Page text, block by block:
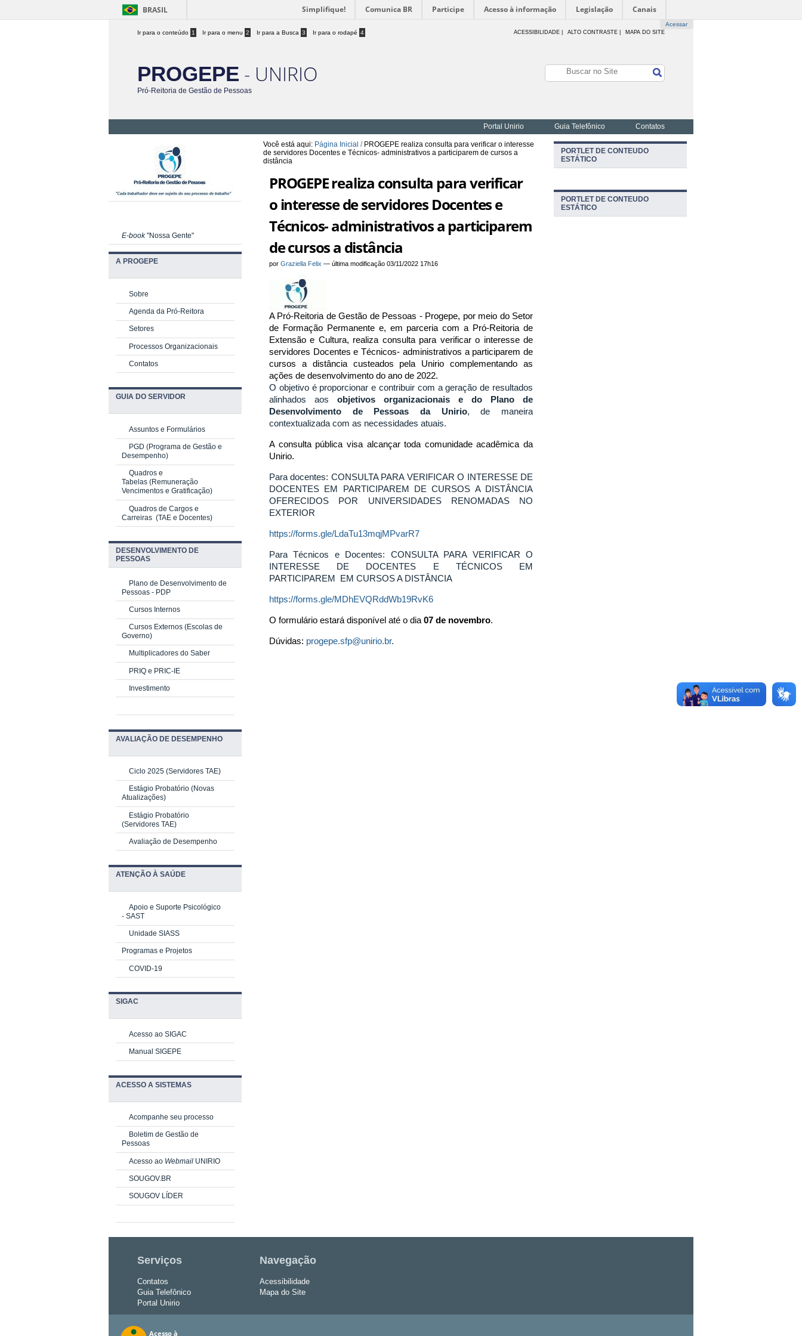
BRASIL Simplifique! Comunica BR Participe Acesso à informação Legislação Canais
Acessar
Ir para o conteúdo 1 Ir para o menu 2 Ir para a Busca 3 Ir para o rodapé 4 ACESSIBILIDADE ALTO CONTRASTE | MAPA DO SITE
PROGEPE - UNIRIO
Pró-Reitoria de Gestão de Pessoas
Portal Unirio Guia Telefônico Contatos
Você está aqui: Página Inicial / PROGEPE realiza consulta para verificar o interesse
de servidores Docentes e Técnicos- administrativos a participarem de cursos a
distância
PROGEPE realiza consulta para verificar
o interesse de servidores Docentes e
Técnicos- administrativos a participarem
de cursos a distância
porGraziella Felix —última modificação 03/11/2022 17h16
A Pró-Reitoria de Gestão de Pessoas - Progepe, por meio do Setor
de Formação Permanente e, em parceria com a Pró-Reitoria de
Extensão e Cultura, realiza consulta para verificar o interesse de
servidores Docentes e Técnicos- administrativos a participarem de
cursos a distância custeados pela Unirio complementando as
ações de desenvolvimento do ano de 2022.
O objetivo é proporcionar e contribuir com a geração de resultados
alinhados aosobjetivos organizacionais e do Plano de
Desenvolvimento de Pessoas da Unirio, de maneira
contextualizada com as necessidades atuais.
A consulta pública visa alcançar toda comunidade acadêmica da
Unirio.
Para docentes: CONSULTA PARA VERIFICAR O INTERESSE DE
DOCENTES EM PARTICIPAREM DE CURSOS A DISTÂNCIA
OFERECIDOS POR UNIVERSIDADES RENOMADAS NO
EXTERIOR
https://forms.gle/LdaTu13mqjMPvarR7
Para Técnicos e Docentes: CONSULTA PARA VERIFICAR O
INTERESSE DE DOCENTES E TÉCNICOS EM
PARTICIPAREM EM CURSOS A DISTÂNCIA
https://forms.gle/MDhEVQRddWb19RvK6
O formulário estará disponível até o dia07 de novembro.
Dúvidas: progepe.sfp@unirio.br.
E-book"Nossa Gente"
A PROGEPE
Sobre
Agenda da Pró-Reitora
Setores
Processos Organizacionais
Contatos
GUIA DO SERVIDOR
Assuntos e Formulários
PGD (Programa de Gestão e
Desempenho)
Quadros e
Tabelas (Remuneração
Vencimentos e Gratificação)
Quadros de Cargos e
Carreiras (TAE e Docentes)
DESENVOLVIMENTO DE
PESSOAS
Plano de Desenvolvimento de
Pessoas - PDP
Cursos Internos
Cursos Externos (Escolas de
Governo)
Multiplicadores do Saber
PRIQ e PRIC-IE
Investimento
AVALIAÇÃO DE DESEMPENHO
Ciclo 2025 (Servidores TAE)
Estágio Probatório (Novas
Atualizações)
Estágio Probatório
(Servidores TAE)
Avaliação de Desempenho
ATENÇÃO À SAÚDE
Apoio e Suporte Psicológico
- SAST
Unidade SIASS
Programas e Projetos
COVID-19
SIGAC
Acesso ao SIGAC
Manual SIGEPE
ACESSO A SISTEMAS
Acompanhe seu processo
Boletim de Gestão de
Pessoas
Acesso ao Webmail UNIRIO
SOUGOV.BR
SOUGOV LÍDER
PORTLET DE CONTEUDO
ESTÁTICO
PORTLET DE CONTEUDO
ESTÁTICO
Serviços
Contatos
Guia Telefônico
Portal Unirio
Navegação
Acessibilidade
Mapa do Site